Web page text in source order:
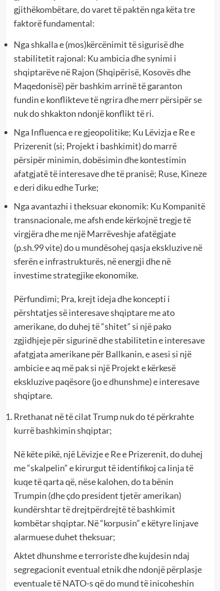
gjithëkombëtare, do varet të paktën nga këta tre
faktorë fundamental:
Nga shkalla e (mos)kërcënimit të sigurisë dhe
stabilitetit rajonal: Ku ambicia dhe synimi i
shqiptarëve në Rajon (Shqipërisë, Kosovës dhe
Maqedonisë) për bashkim arrinë të garanton
fundin e konflikteve të ngrira dhe merr përsipër se
nuk do shkakton ndonjë konflikt të ri.
Nga Influenca e re gjeopolitike; Ku Lëvizja e Re e
Prizerenit (si; Projekt i bashkimit) do marrë
përsipër minimin, dobësimin dhe kontestimin
afatgjatë të interesave dhe të pranisë; Ruse, Kineze
e deri diku edhe Turke;
Nga avantazhi i theksuar ekonomik: Ku Kompanitë
transnacionale, me afsh ende kërkojnë tregje të
virgjëra dhe me një Marrëveshje afatëgjate
(p.sh.99 vite) do u mundësohej qasja ekskluzive në
sferën e infrastrukturës, në energji dhe në
investime strategjike ekonomike.
Përfundimi; Pra, krejt ideja dhe koncepti i
përshtatjes së interesave shqiptare me ato
amerikane, do duhej të “shitet” si një pako
zgjidhjeje për sigurinë dhe stabilitetin e interesave
afatgjata amerikane për Ballkanin, e asesi si një
ambicie e aq më pak si një Projekt e kërkesë
ekskluzive paqësore (jo e dhunshme) e interesave
shqiptare.
Rrethanat në të cilat Trump nuk do té përkrahte
kurrë bashkimin shqiptar;
Në këte pikë, një Lëvizje e Re e Prizerenit, do duhej
me “skalpelin” e kirurgut të identifikoj ca linja të
kuqe të qarta që, nëse kalohen, do ta bënin
Trumpin (dhe çdo president tjetër amerikan)
kundërshtar të drejtpërdrejtë të bashkimit
kombëtar shqiptar. Në “korpusin” e këtyre linjave
alarmuese duhet theksuar;
Aktet dhunshme e terroriste dhe kujdesin ndaj
segregacionit eventual etnik dhe ndonjë përplasje
eventuale të NATO-s që do mund të inicoheshin